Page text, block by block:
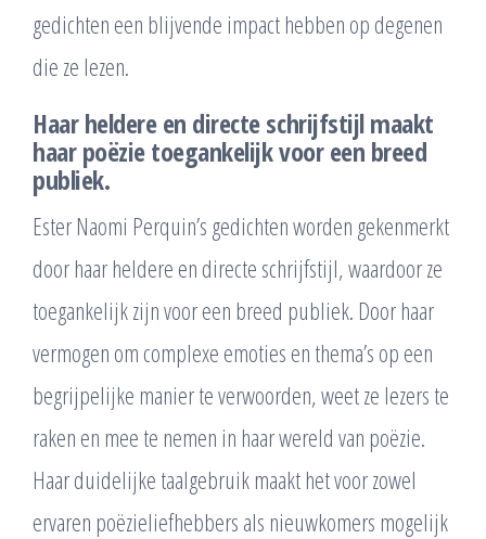
gedichten een blijvende impact hebben op degenen
die ze lezen.
Haar heldere en directe schrijfstijl maakt
haar poëzie toegankelijk voor een breed
publiek.
Ester Naomi Perquin’s gedichten worden gekenmerkt
door haar heldere en directe schrijfstijl, waardoor ze
toegankelijk zijn voor een breed publiek. Door haar
vermogen om complexe emoties en thema’s op een
begrijpelijke manier te verwoorden, weet ze lezers te
raken en mee te nemen in haar wereld van poëzie.
Haar duidelijke taalgebruik maakt het voor zowel
ervaren poëzieliefhebbers als nieuwkomers mogelijk